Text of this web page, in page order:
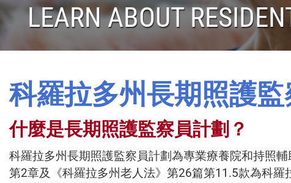
DISCOVER THE
科羅拉多州長期照護監
什麼是長期照護監察員計劃？
科羅拉多州長期照護監察員計劃為專業療養院和持照
第2章及《科羅拉多州老人法》第26篇第11.5款為科